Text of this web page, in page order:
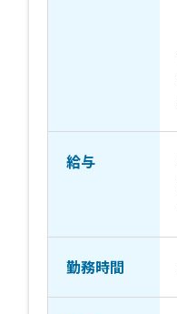
給与
勤務時間